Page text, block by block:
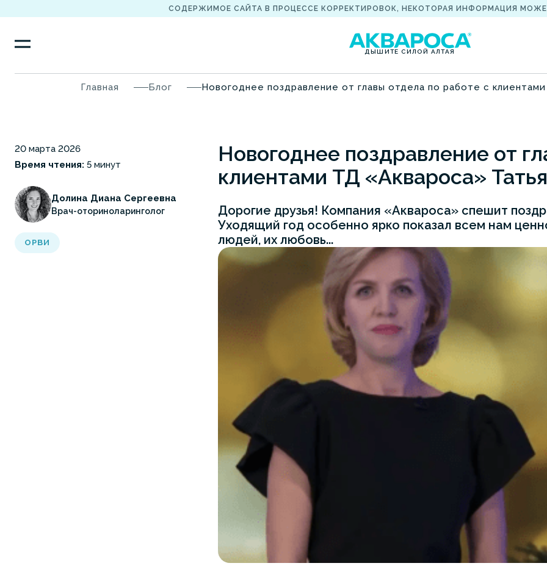
СОДЕРЖИМОЕ САЙТА В ПРОЦЕССЕ КОРРЕКТИРОВОК, НЕКОТОРАЯ ИНФОРМАЦИЯ
ДЫШИТЕ СИЛОЙ АЛТАЯ
Главная Блог Новогоднее поздравление от главы отдела по работе с
20 марта 2026
Время чтения: 5 минут
Долина Диана Сергеевна
Врач-оториноларинголог
ОРВИ
Новогоднее поздравление от
клиентами ТД «Аквароса»
Дорогие друзья! Компания «Аквароса» спешит
Уходящий год особенно ярко показал всем нам
людей, их любовь...